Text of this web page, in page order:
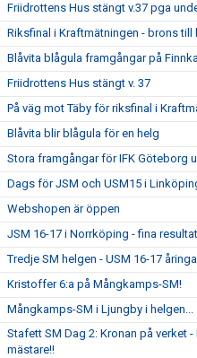
Friidrottens Hus stängt v.37 pga
Riksfinal i Kraftmätningen - brons till
Blåvita blågula framgångar på
Friidrottens Hus stängt v. 37
På väg mot Täby för riksfinal i
Blåvita blir blågula för en helg
Stora framgångar för IFK Göteborg
Dags för JSM och USM15 i
Webshopen är öppen
JSM 16-17 i Norrköping - fina
Tredje SM helgen - USM 16-17
Kristoffer 6:a på Mångkamps-SM!
Mångkamps-SM i Ljungby i helgen...
Stafett SM Dag 2: Kronan på verket -
mästare!!